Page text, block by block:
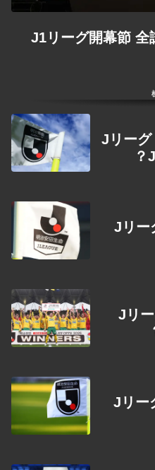
J1リーグ開幕節 全
【2026-27】
Jリー
Jリ
Jリー